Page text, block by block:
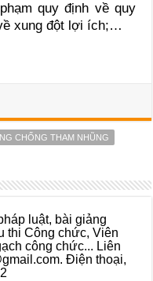
quy định về quy
xung đột lợi ích;…
CHỐNG THAM NHŨNG
luật, bài giảng
thi Công chức, Viên
công chức... Liên
Điện thoại,